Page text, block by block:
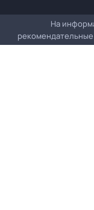
На
рекомендательные